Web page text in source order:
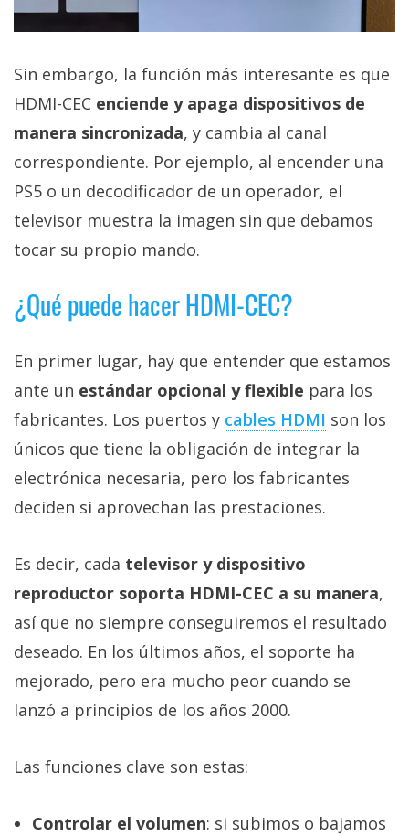
Sin embargo, la función más interesante es que
HDMI-CEC enciende y apaga dispositivos de
manera sincronizada, y cambia al canal
correspondiente. Por ejemplo, al encender una
PS5 o un decodificador de un operador, el
televisor muestra la imagen sin que debamos
tocar su propio mando.
¿Qué puede hacer HDMI-CEC?
En primer lugar, hay que entender que estamos
ante un estándar opcional y flexible para los
fabricantes. Los puertos y cables HDMI‎ son los
únicos que tiene la obligación de integrar la
electrónica necesaria, pero los fabricantes
deciden si aprovechan las prestaciones.
Es decir, cada televisor y dispositivo
reproductor soporta HDMI-CEC a su manera,
así que no siempre conseguiremos el resultado
deseado. En los últimos años, el soporte ha
mejorado, pero era mucho peor cuando se
lanzó a principios de los años 2000.
Las funciones clave son estas:
Controlar el volumen: si subimos o bajamos